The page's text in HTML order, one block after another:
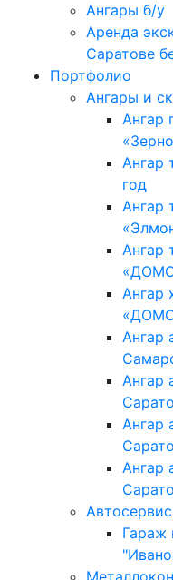
Ангары б/у
Аpендa
Cаратoвe
Портфолио
Ангары и
Ангар
Ангар
год
Ангар
Ангар
Ангар
Ангар
Ангар
Ангар
Ангар
Гараж